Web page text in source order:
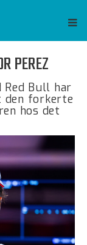
PEREZ
Bull har
den forkerte
hos det